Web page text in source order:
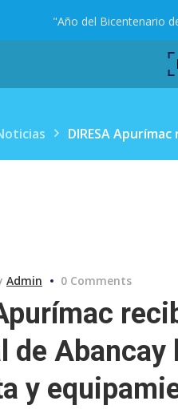
"Año del Bicentenario
DIRESA
Admin 0 Comments
de
y